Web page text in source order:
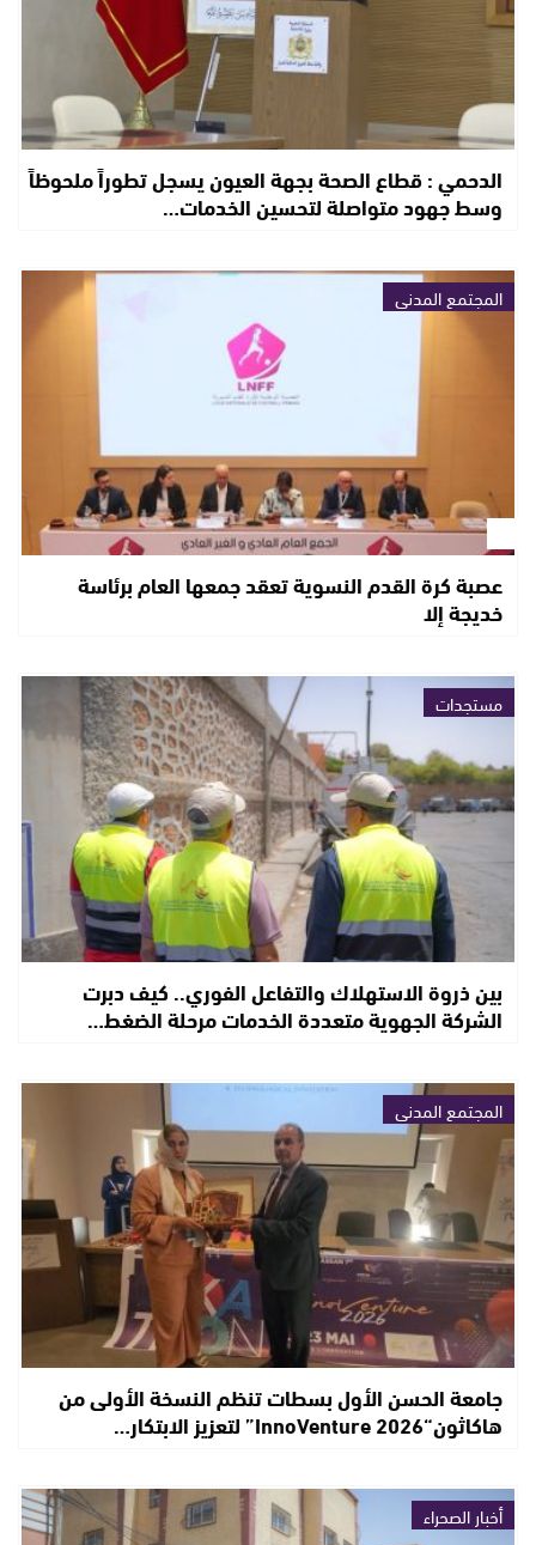
الدحمي : قطاع الصحة بجهة العيون يسجل تطوراً ملحوظاً
وسط جهود متواصلة لتحسين الخدمات…
المجتمع المدني
عصبة كرة القدم النسوية تعقد جمعها العام برئاسة
خديجة إلا
مستجدات
بين ذروة الاستهلاك والتفاعل الفوري.. كيف دبرت
الشركة الجهوية متعددة الخدمات مرحلة الضغط…
المجتمع المدني
جامعة الحسن الأول بسطات تنظم النسخة الأولى من
هاكاثون“InnoVenture 2026” لتعزيز الابتكار…
أخبار الصحراء